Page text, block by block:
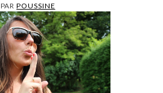
PARPOUSSINE